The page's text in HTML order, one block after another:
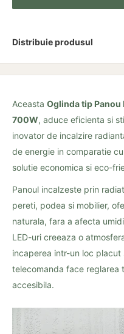
Distribuie produsul
Aceasta Oglinda tip Panou
700W, aduce eficienta si
inovator de incalzire
de energie in comparatie
solutie economica si eco-
Panoul incalzeste prin
pereti, podea si mobilier,
naturala, fara a afecta
LED-uri creeaza o
incaperea intr-un loc
telecomanda face reglarea
accesibila.